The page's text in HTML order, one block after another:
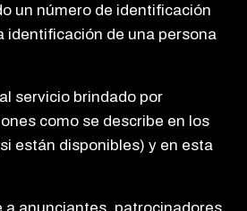
un número de identificación
identificación de una persona
servicio brindado por
como se describe en los
están disponibles) y en esta
a anunciantes, patrocinadores